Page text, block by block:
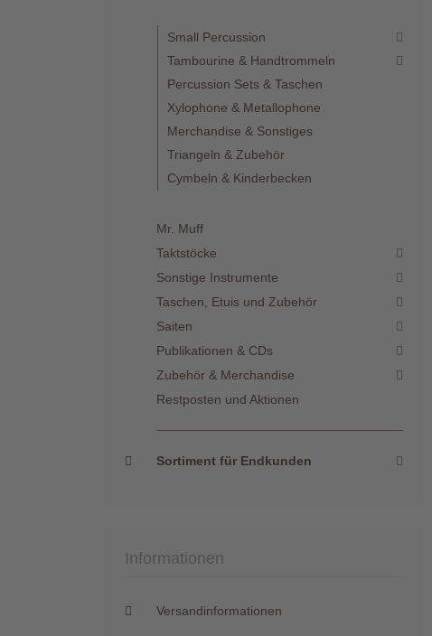
Small Percussion
Tambourine & Handtrommeln
Percussion Sets & Taschen
Xylophone & Metallophone
Merchandise & Sonstiges
Triangeln & Zubehör
Cymbeln & Kinderbecken
Mr. Muff
Taktstöcke
Sonstige Instrumente
Taschen, Etuis und Zubehör
Saiten
Publikationen & CDs
Zubehör & Merchandise
Restposten und Aktionen
Sortiment für Endkunden
Informationen
Versandinformationen